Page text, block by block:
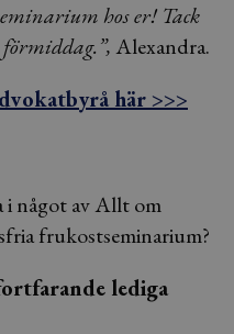
hos er! Tack
förmiddag.”,Alexandra.
här >>>
i något av Allt om
frukostseminarium?
lediga